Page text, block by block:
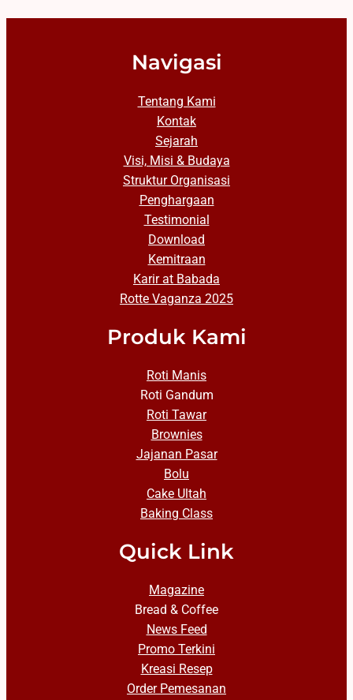
Navigasi
Tentang Kami
Kontak
Sejarah
Visi, Misi & Budaya
Struktur Organisasi
Penghargaan
Testimonial
Download
Kemitraan
Karir at Babada
Rotte Vaganza 2025
Produk Kami
Roti Manis
Roti Gandum
Roti Tawar
Brownies
Jajanan Pasar
Bolu
Cake Ultah
Baking Class
Quick Link
Magazine
Bread & Coffee
News Feed
Promo Terkini
Kreasi Resep
Order Pemesanan